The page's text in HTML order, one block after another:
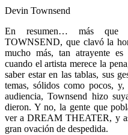
Devin Townsend
En resumen… más que
TOWNSEND, que clavó la
mucho más, tan atrayente
cuando el artista merece la
saber estar en las tablas, sus
temas, sólidos como pocos,
audiencia, Townsend hizo
dieron. Y no, la gente que
ver a DREAM THEATER, y
gran ovación de despedida.